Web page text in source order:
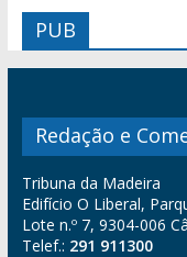
PUB
Redação e
Tribuna da Madeira
Edifício O Liberal,
Lote n.º 7, 9304-006
Telef.: 291 911300